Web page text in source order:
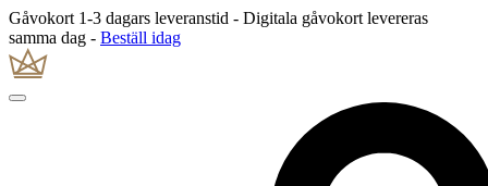
Gåvokort 1-3 dagars leveranstid - Digitala gåvokort levereras
samma dag - Beställ idag